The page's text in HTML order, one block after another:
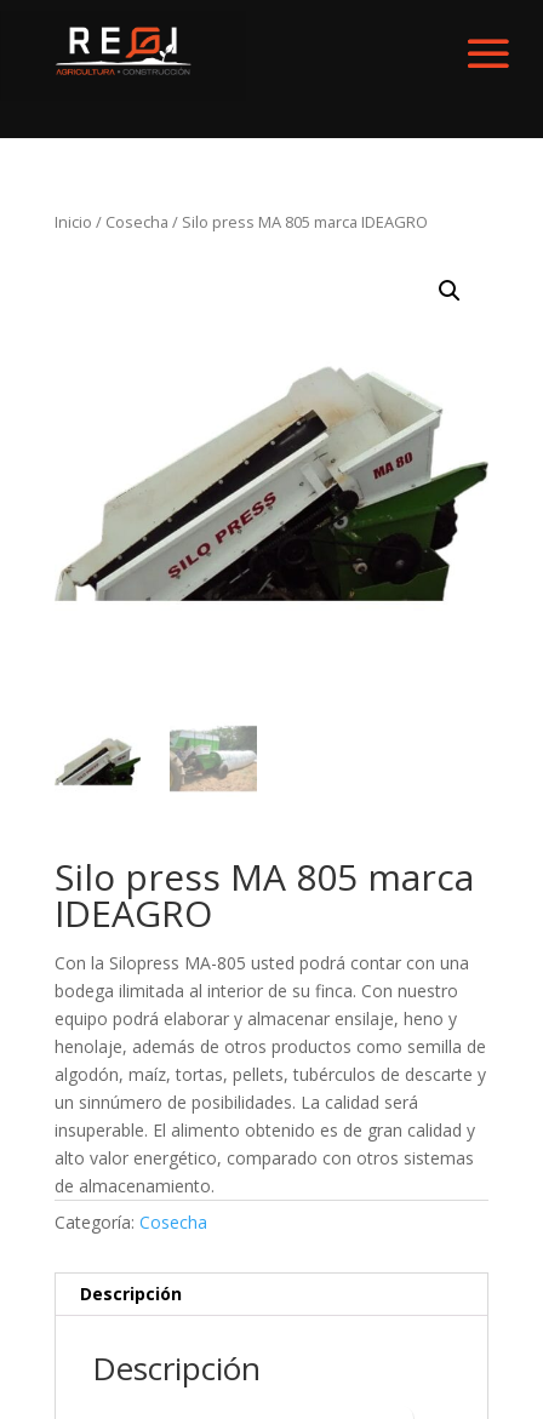
Inicio / Cosecha / Silo press MA 805 marca IDEAGRO
Silo press MA 805 marca
IDEAGRO
Con la Silopress MA-805 usted podrá contar con una
bodega ilimitada al interior de su finca. Con nuestro
equipo podrá elaborar y almacenar ensilaje, heno y
henolaje, además de otros productos como semilla de
algodón, maíz, tortas, pellets, tubérculos de descarte y
un sinnúmero de posibilidades. La calidad será
insuperable. El alimento obtenido es de gran calidad y
alto valor energético, comparado con otros sistemas
de almacenamiento.
Categoría: Cosecha
Descripción
Descripción